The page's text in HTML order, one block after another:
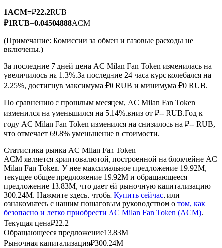
Фьючерсы с использованием USDC в качестве
обеспечения
Копирование торговли
Присоединяйтесь к лучшим трейдерам
1ACM=₽22.2RUB
₽1RUB=0.04504888ACM
(Примечание: Комиссии за обмен и газовые расходы не
включены.)
За последние 7 дней цена AC Milan Fan Token изменилась на
увеличилось на 1.3%.За последние 24 часа курс колебался на
2.25%, достигнув максимума ₽0 RUB и минимума ₽0 RUB.
По сравнению с прошлым месяцем, AC Milan Fan Token
изменился на уменьшился на 5.14%.вниз от ₽-- RUB.Год к
году AC Milan Fan Token изменился на снизилось на ₽-- RUB,
что отмечает 69.8% уменьшение в стоимости.
Статистика рынка AC Milan Fan Token
ACM является криптовалютой, построенной на блокчейне AC
Milan Fan Token. У нее максимальное предложение 19.92M,
текущее общее предложение 19.92M и обращающееся
предложение 13.83M, что дает ей рыночную капитализацию
300.24M. Нажмите здесь, чтобы Купить сейчас, или
ознакомьтесь с нашим пошаговым руководством о том, как
безопасно и легко приобрести AC Milan Fan Token (ACM).
Текущая цена₽22.2
Обращающееся предложение13.83M
Рыночная капитализация₽300.24M